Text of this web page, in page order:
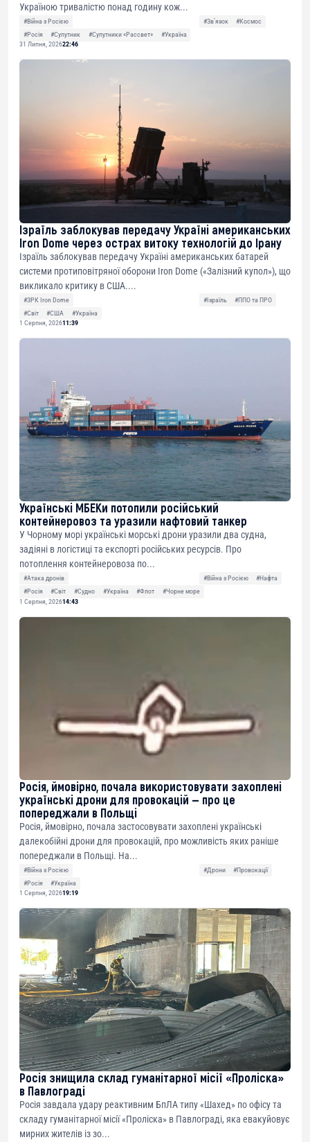
Україною тривалістю понад годину кож...
#Війна з Росією #Звʼязок
#Космос
#Росія
#Супутник #Супутники «Рассвет»
#Україна
31 Липня, 202622:46
Ізраїль заблокував передачу Україні американських
Iron Dome через острах витоку технологій до Ірану
Ізраїль заблокував передачу Україні американських батарей
системи протиповітряної оборони Iron Dome («Залізний купол»), що
викликало критику в США....
#ЗРК Iron Dome #Ізраїль
#ППО та ПРО
#Світ
#США
#Україна
1 Серпня, 202611:39
Українські МБЕКи потопили російський
контейнеровоз та уразили нафтовий танкер
У Чорному морі українські морські дрони уразили два судна,
задіяні в логістиці та експорті російських ресурсів. Про
потоплення контейнеровоза по...
#Атака дронів #Війна з Росією
#Нафта
#Росія
#Світ #Судно #Україна #Флот
#Чорне море
1 Серпня, 202614:43
Росія, ймовірно, почала використовувати захоплені
українські дрони для провокацій — про це
попереджали в Польщі
Росія, ймовірно, почала застосовувати захоплені українські
далекобійні дрони для провокацій, про можливість яких раніше
попереджали в Польщі. На...
#Війна з Росією #Дрони
#Провокації
#Росія
#Україна
1 Серпня, 202619:19
Росія знищила склад гуманітарної місії «Проліска»
в Павлограді
Росія завдала удару реактивним БпЛА типу «Шахед» по офісу та
складу гуманітарної місії «Проліска» в Павлограді, яка евакуйовує
мирних жителів із зо...